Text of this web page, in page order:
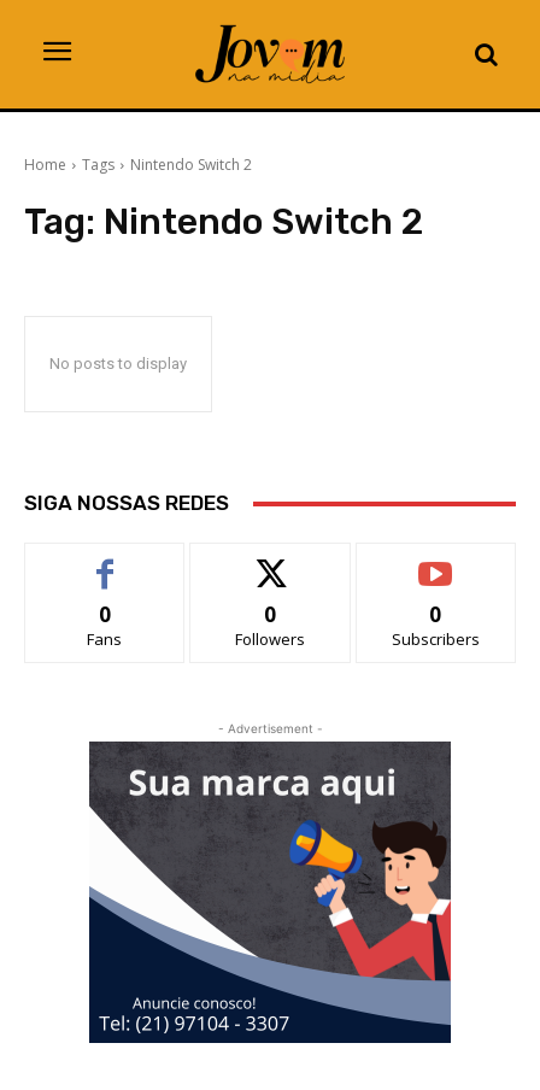
Home Tags Nintendo Switch 2
Tag: Nintendo Switch 2
No posts to display
SIGA NOSSAS REDES
0
Fans
0
Followers
0
Subscribers
- Advertisement -